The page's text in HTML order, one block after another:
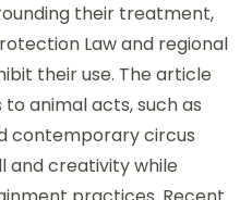
their treatment,
Law and regional
their use. The article
animal acts, such as
contemporary circus
and creativity while